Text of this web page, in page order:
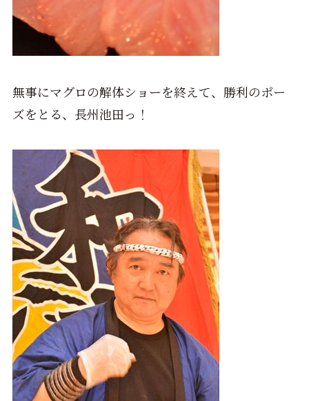
無事にマグロの解体ショーを終えて、勝利のポー
ズをとる、長州池田っ！